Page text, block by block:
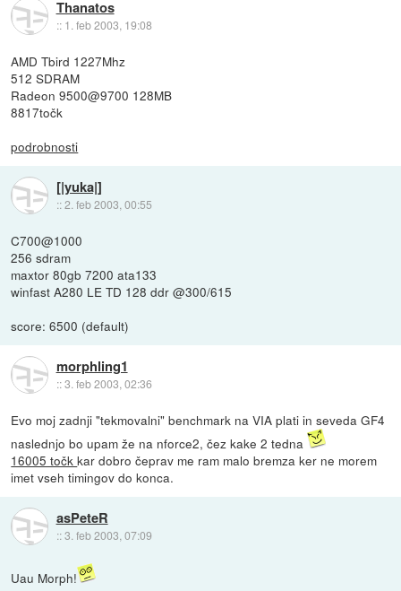
Thanatos
:: 1. feb 2003, 19:08
AMD Tbird 1227Mhz
512 SDRAM
Radeon 9500@9700 128MB
8817točk
podrobnosti
[|yuka|]
::2. feb 2003, 00:55
C700@1000
256 sdram
maxtor 80gb 7200 ata133
winfast A280 LE TD 128 ddr @300/615
score: 6500 (default)
morphling1
::3. feb 2003, 02:36
Evo moj zadnji "tekmovalni" benchmark na VIA plati in seveda GF4
naslednjo bo upam že na nforce2, čez kake 2 tedna
16005 točkkar dobro čeprav me ram malo bremza ker ne morem
imet vseh timingov do konca.
asPeteR
::3. feb 2003, 07:09
Uau Morph!